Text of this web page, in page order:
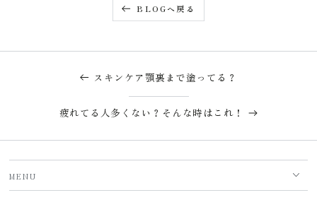
BLOGへ戻る
スキンケア顎裏まで塗ってる？
疲れてる人多くない？そんな時はこれ！
MENU